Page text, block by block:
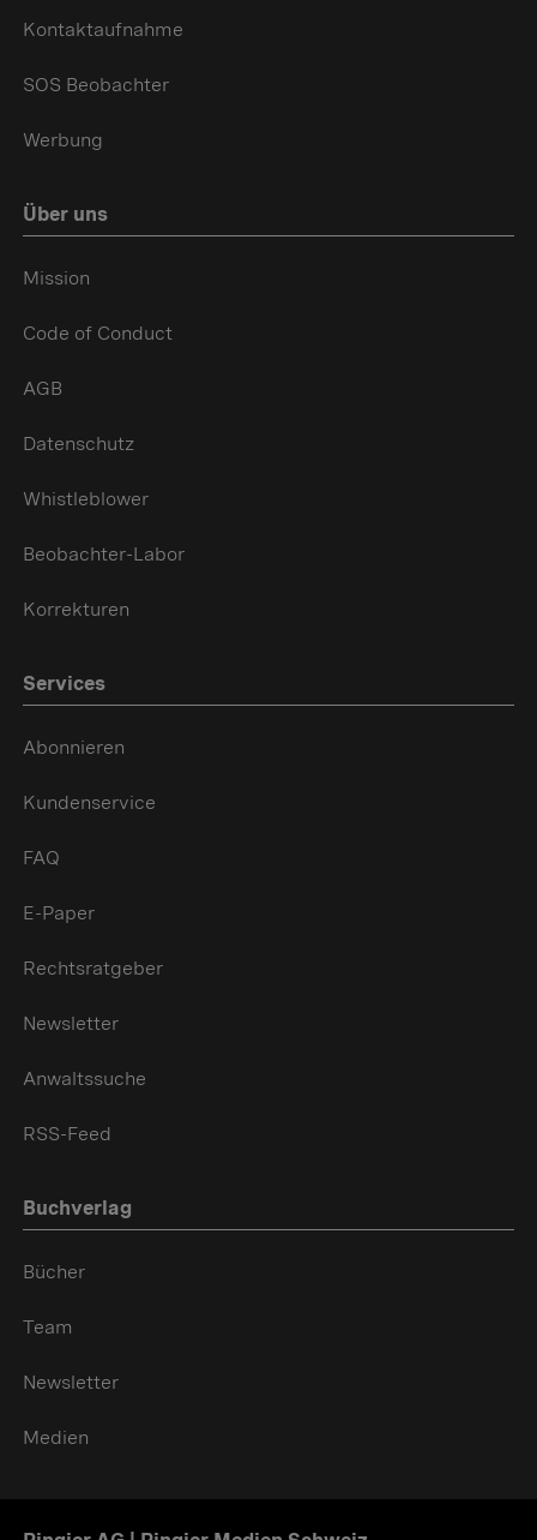
Kontaktaufnahme
SOS Beobachter
Werbung
Über uns
Mission
Code of Conduct
AGB
Datenschutz
Whistleblower
Beobachter-Labor
Korrekturen
Services
Abonnieren
Kundenservice
FAQ
E-Paper
Rechtsratgeber
Newsletter
Anwaltssuche
RSS-Feed
Buchverlag
Bücher
Team
Newsletter
Medien